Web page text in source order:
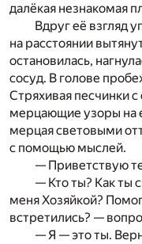
далёкая незнакомая
Вдруг её взгляд
на расстоянии
остановилась,
сосуд. В голове
Стряхивая песчинки
мерцающие узоры на
мерцая световыми
с помощью мыслей.
— Приветствую
— Кто ты? Как ты
меня Хозяйкой?
встретились? —
— Я — это ты.